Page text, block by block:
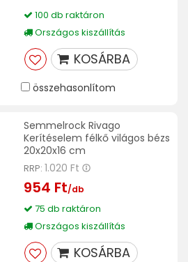
100 db raktáron
Országos kiszállítás
KOSÁRBA
összehasonlítom
Semmelrock Rivago
Kerítéselem félkő világos bézs
20x20x16 cm
RRP: 1.020 Ft
954 Ft/db
75 db raktáron
Országos kiszállítás
KOSÁRBA